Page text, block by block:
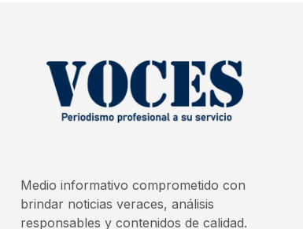
Medio informativo comprometido con
brindar noticias veraces, análisis
responsables y contenidos de calidad.